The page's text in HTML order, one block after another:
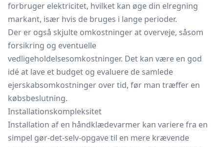
forbruger elektricitet, hvilket kan øge din elregning
markant, især hvis de bruges i lange perioder.
Der er også skjulte omkostninger at overveje, såsom
forsikring og eventuelle
vedligeholdelsesomkostninger. Det kan være en god
idé at lave et budget og evaluere de samlede
ejerskabsomkostninger over tid, før man træffer en
købsbeslutning.
Installationskompleksitet
Installation af en håndklædevarmer kan variere fra en
simpel gør-det-selv-opgave til en mere krævende